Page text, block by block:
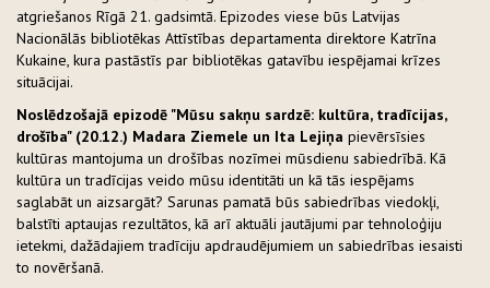
atgriešanos Rīgā 21. gadsimtā. Epizodes viese būs Latvijas
Nacionālās bibliotēkas Attīstības departamenta direktore Katrīna
Kukaine, kura pastāstīs par bibliotēkas gatavību iespējamai krīzes
situācijai.
Noslēdzošajā epizodē "Mūsu sakņu sardzē: kultūra, tradīcijas,
drošība" (20.12.) Madara Ziemele un Ita Lejiņa pievērsīsies
kultūras mantojuma un drošības nozīmei mūsdienu sabiedrībā. Kā
kultūra un tradīcijas veido mūsu identitāti un kā tās iespējams
saglabāt un aizsargāt? Sarunas pamatā būs sabiedrības viedokļi,
balstīti aptaujas rezultātos, kā arī aktuāli jautājumi par tehnoloģiju
ietekmi, dažādajiem tradīciju apdraudējumiem un sabiedrības iesaisti
to novēršanā.